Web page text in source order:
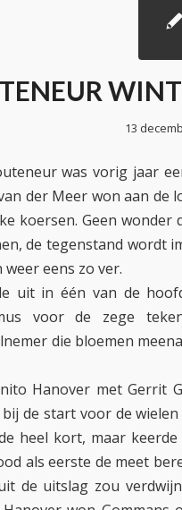
13
was vorig jaar
der Meer won aan de
koersen. Geen
de tegenstand wordt
eens zo ver.
uit in één van de
voor de zege
die bloemen
Hanover met Gerrit
de start voor de
heel kort, maar
als eerste de meet
de uitslag zou